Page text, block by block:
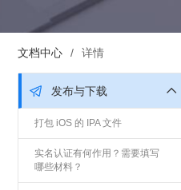
文档中心 / 详情
发布与下载
打包 iOS 的 IPA 文件
实名认证有何作用？需要填写
哪些材料？